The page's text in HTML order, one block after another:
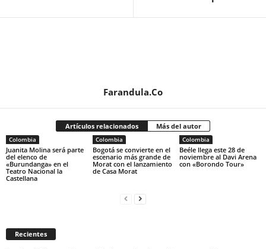
Farandula.Co
Artículos relacionados Más del autor
Colombia
Juanita Molina será parte
del elenco de
«Burundanga» en el
Teatro Nacional la
Castellana
Colombia
Bogotá se convierte en el
escenario más grande de
Morat con el lanzamiento
de Casa Morat
Colombia
Beéle llega este 28 de
noviembre al Davi Arena
con «Borondo Tour»
Recientes